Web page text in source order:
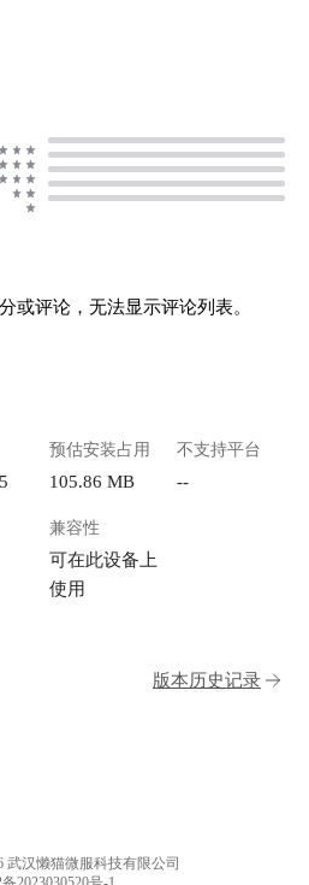
或评论，无法显示评论列表。
预估安装占用
105.86 MB
不支持平台
--
兼容性
可在此设备上
使用
版本历史记录
武汉懒猫微服科技有限公司